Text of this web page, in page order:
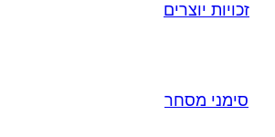
זכויות יוצרים
סימני מסחר